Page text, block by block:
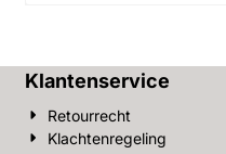
Klantenservice
Retourrecht
Klachtenregeling